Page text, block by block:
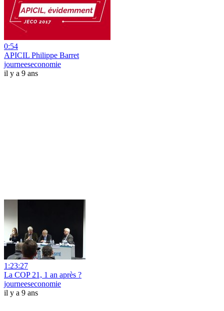
0:54
APICIL Philippe Barret
journeeseconomie
il y a 9 ans
1:23:27
La COP 21, 1 an après ?
journeeseconomie
il y a 9 ans